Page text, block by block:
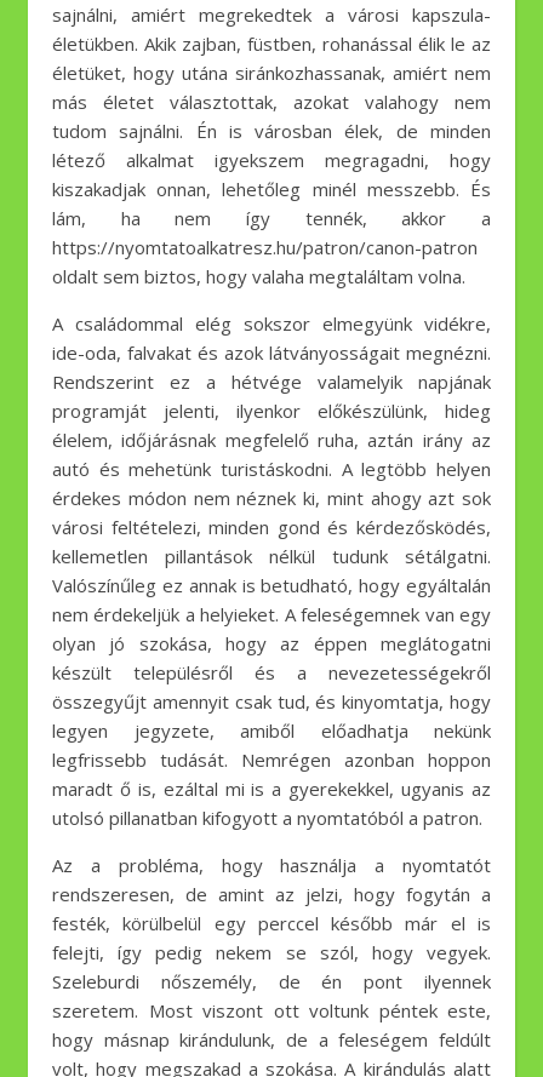
sajnálni, amiért megrekedtek a városi kapszula-
életükben. Akik zajban, füstben, rohanással élik le az
életüket, hogy utána siránkozhassanak, amiért nem
más életet választottak, azokat valahogy nem
tudom sajnálni. Én is városban élek, de minden
létező alkalmat igyekszem megragadni, hogy
kiszakadjak onnan, lehetőleg minél messzebb. És
lám, ha nem így tennék, akkor a
https://nyomtatoalkatresz.hu/patron/canon-patron
oldalt sem biztos, hogy valaha megtaláltam volna.
A családommal elég sokszor elmegyünk vidékre,
ide-oda, falvakat és azok látványosságait megnézni.
Rendszerint ez a hétvége valamelyik napjának
programját jelenti, ilyenkor előkészülünk, hideg
élelem, időjárásnak megfelelő ruha, aztán irány az
autó és mehetünk turistáskodni. A legtöbb helyen
érdekes módon nem néznek ki, mint ahogy azt sok
városi feltételezi, minden gond és kérdezősködés,
kellemetlen pillantások nélkül tudunk sétálgatni.
Valószínűleg ez annak is betudható, hogy egyáltalán
nem érdekeljük a helyieket. A feleségemnek van egy
olyan jó szokása, hogy az éppen meglátogatni
készült településről és a nevezetességekről
összegyűjt amennyit csak tud, és kinyomtatja, hogy
legyen jegyzete, amiből előadhatja nekünk
legfrissebb tudását. Nemrégen azonban hoppon
maradt ő is, ezáltal mi is a gyerekekkel, ugyanis az
utolsó pillanatban kifogyott a nyomtatóból a patron.
Az a probléma, hogy használja a nyomtatót
rendszeresen, de amint az jelzi, hogy fogytán a
festék, körülbelül egy perccel később már el is
felejti, így pedig nekem se szól, hogy vegyek.
Szeleburdi nőszemély, de én pont ilyennek
szeretem. Most viszont ott voltunk péntek este,
hogy másnap kirándulunk, de a feleségem feldúlt
volt, hogy megszakad a szokása. A kirándulás alatt